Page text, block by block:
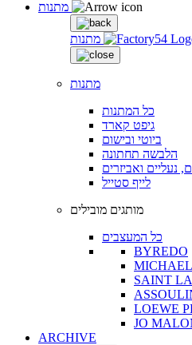
מתנות
מתנות
כל המתנות
גיפט קארד
ביוטי ובישום
הלבשה תחתונה
נעליים ואביזרים
לייף סטייל
מותגים מובילים
כל המעצבים
BYREDO
SAINT
LOEWE
JO
ARCHIVE